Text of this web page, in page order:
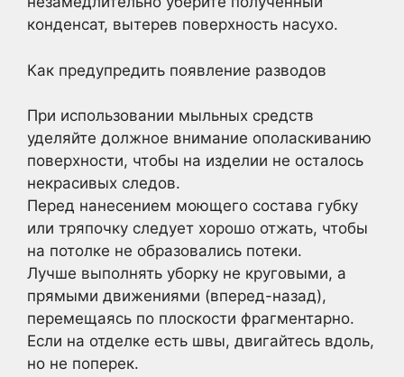
конденсат, вытерев поверхность насухо.
Как предупредить появление разводов
При использовании мыльных средств
уделяйте должное внимание ополаскиванию
поверхности, чтобы на изделии не осталось
некрасивых следов.
Перед нанесением моющего состава губку
или тряпочку следует хорошо отжать, чтобы
на потолке не образовались потеки.
Лучше выполнять уборку не круговыми, а
прямыми движениями (вперед-назад),
перемещаясь по плоскости фрагментарно.
Если на отделке есть швы, двигайтесь вдоль,
но не поперек.